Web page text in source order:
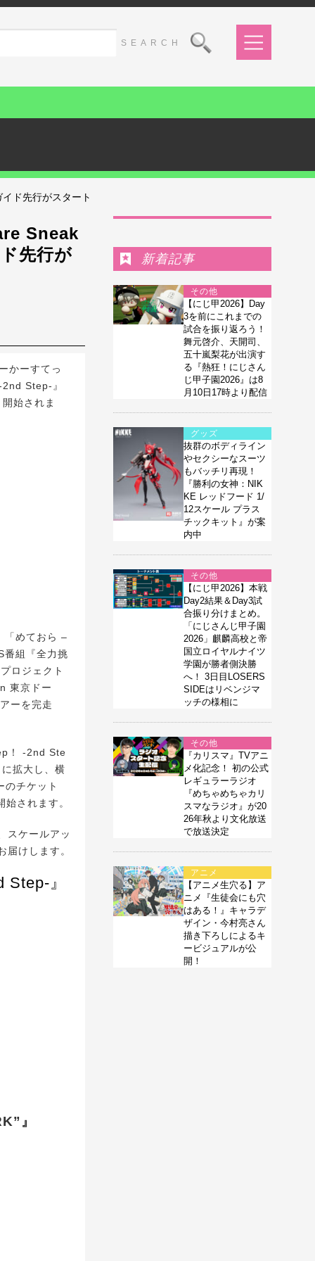
ド先行がスタート
Sneak
先行が
かーすてっ
Step-』
始されま
めておら –
組『全力挑
ロジェクト
東京ドー
ーを完走
！ -2nd Ste
拡大し、横
のチケット
されます。
スケールアッ
けします。
』
』
新着記事
その他
【にじ甲2026】Day
3を前にこれまでの
試合を振り返ろう！
舞元啓介、天開司、
五十嵐梨花が出演す
る『熱狂！にじさん
じ甲子園2026』は8
月10日17時より配信
グッズ
抜群のボディライン
やセクシーなスーツ
もバッチリ再現！
『勝利の女神：NIK
KE レッドフード 1/
12スケール プラス
チックキット』が案
内中
その他
【にじ甲2026】本戦
Day2結果＆Day3試
合振り分けまとめ。
「にじさんじ甲子園
2026」麒麟高校と帝
国立ロイヤルナイツ
学園が勝者側決勝
へ！ 3日目LOSERS
SIDEはリベンジマ
ッチの様相に
その他
『カリスマ』TVアニ
メ化記念！ 初の公式
レギュラーラジオ
『めちゃめちゃカリ
スマなラジオ』が20
26年秋より文化放送
で放送決定
アニメ
【アニメ生穴る】ア
ニメ『生徒会にも穴
はある！』キャラデ
ザイン・今村亮さん
描き下ろしによるキ
ービジュアルが公
開！